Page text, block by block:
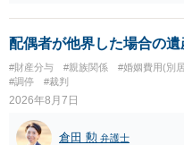
来なかった事情の変更により
に勤務先」が含まれているの
行く事になり、上記のような
来るかと思うのですが違うので
います。養育費は事情の変更が
配偶者が他界した場合の遺
#財産分与 #親族関係 #婚姻費用(別
#調停
#裁判
2026年8月7日
倉田 勲 弁護士